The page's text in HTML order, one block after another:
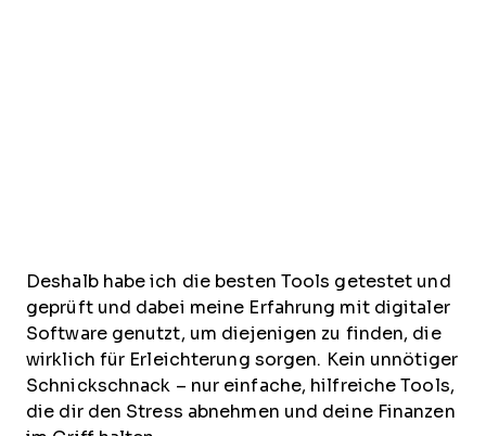
Deshalb habe ich die besten Tools getestet und
geprüft und dabei meine Erfahrung mit digitaler
Software genutzt, um diejenigen zu finden, die
wirklich für Erleichterung sorgen. Kein unnötiger
Schnickschnack – nur einfache, hilfreiche Tools,
die dir den Stress abnehmen und deine Finanzen